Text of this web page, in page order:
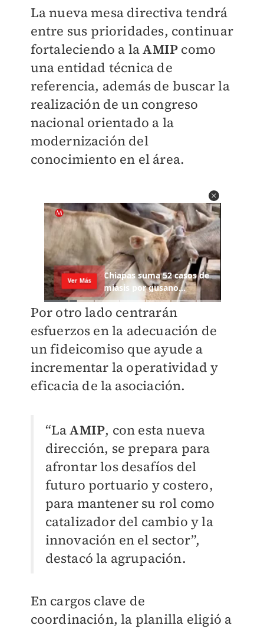
La nueva mesa directiva tendrá
entre sus prioridades, continuar
fortaleciendo a laAMIP como
una entidad técnica de
referencia, además de buscar la
realización de un congreso
nacional orientado a la
modernización del
conocimiento en el área.
Por otro lado centrarán
esfuerzos en la adecuación de
un fideicomiso que ayude a
incrementar la operatividad y
eficacia de la asociación.
“LaAMIP, con esta nueva
dirección, se prepara para
afrontar los desafíos del
futuro portuario y costero,
para mantener su rol como
catalizador del cambio y la
innovación en el sector”,
destacó la agrupación.
En cargos clave de
coordinación, la planilla eligió a